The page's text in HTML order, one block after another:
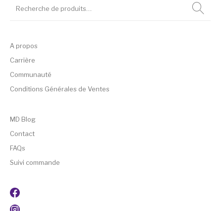
A propos
Carrière
Communauté
Conditions Générales de Ventes
MD Blog
Contact
FAQs
Suivi commande